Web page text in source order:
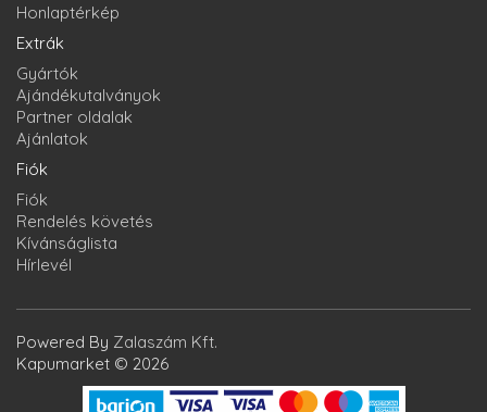
Honlaptérkép
Extrák
Gyártók
Ajándékutalványok
Partner oldalak
Ajánlatok
Fiók
Fiók
Rendelés követés
Kívánságlista
Hírlevél
Powered By Zalaszám Kft.
Kapumarket © 2026